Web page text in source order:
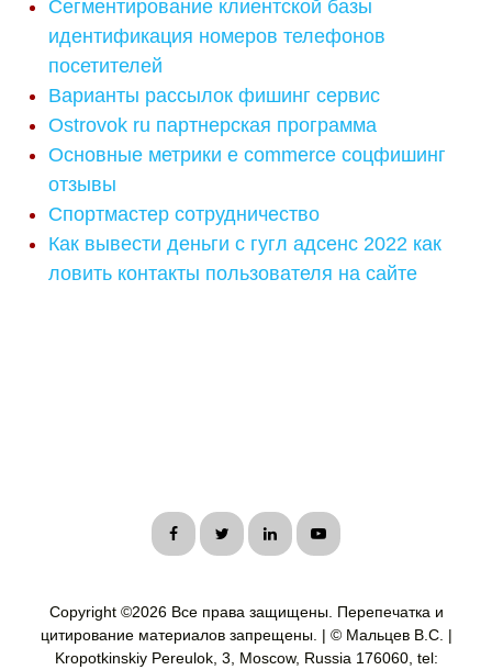
Сегментирование клиентской базы
идентификация номеров телефонов
посетителей
Варианты рассылок фишинг сервис
Ostrovok ru партнерская программа
Основные метрики e commerce соцфишинг
отзывы
Спортмастер сотрудничество
Как вывести деньги с гугл адсенс 2022 как
ловить контакты пользователя на сайте
Copyright ©2026 Все права защищены. Перепечатка и
цитирование материалов запрещены. | © Мальцев В.С. |
Kropotkinskiy Pereulok, 3, Moscow, Russia 176060, tel: